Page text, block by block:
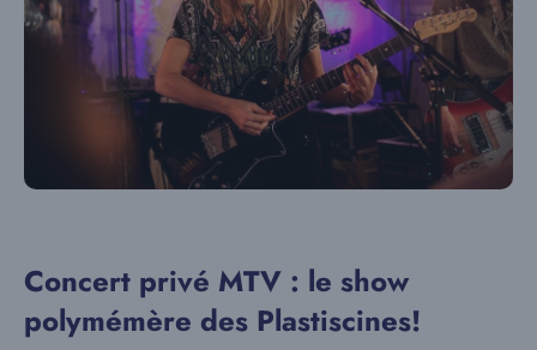
Concert privé MTV : le show
polymémère des Plastiscines!